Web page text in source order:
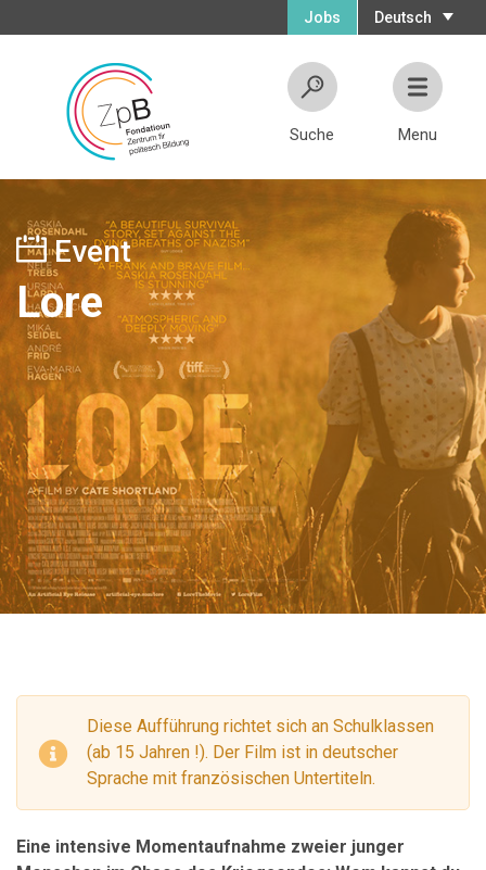
Deutsch
Jobs
Suche Menu
Event
Lore
Diese Aufführung richtet sich an Schulklassen
(ab 15 Jahren !). Der Film ist in deutscher
Sprache mit französischen Untertiteln.
Eine intensive Momentaufnahme zweier junger